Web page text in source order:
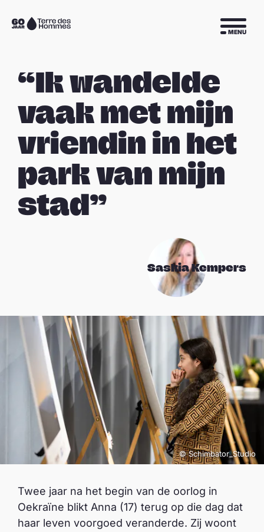
Sla navigatie over
Naar
MENU
“Ik wandelde
vaak met mijn
vriendin in het
park van mijn
stad”
Saskia Kempers
© Schimbator_Studio
Twee jaar na het begin van de oorlog in
Oekraïne blikt Anna (17) terug op die dag dat
haar leven voorgoed veranderde. Zij woont